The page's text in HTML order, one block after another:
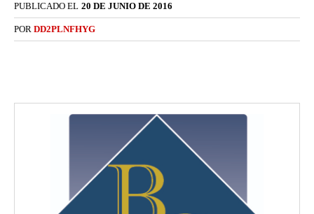
PUBLICADO EL 20 DE JUNIO DE 2016
POR DD2PLNFHYG